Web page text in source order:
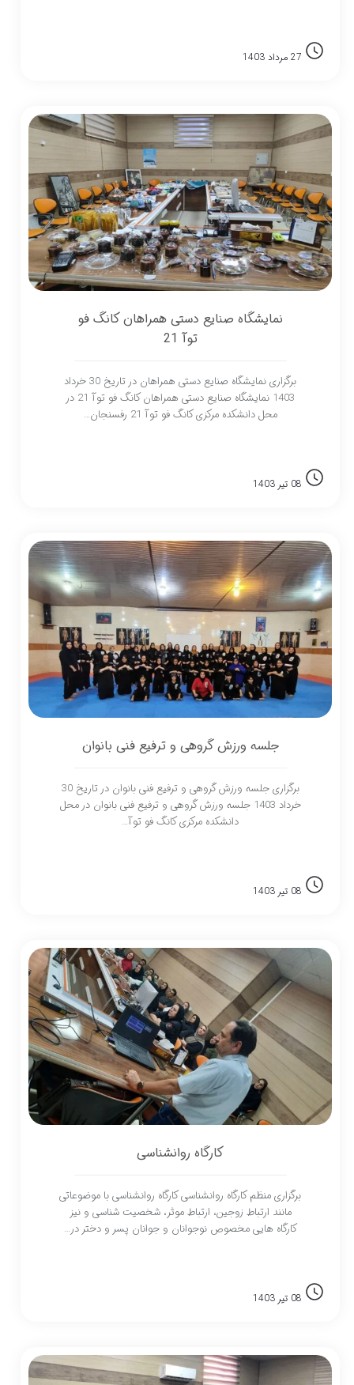
نمایشگاه صنایع دستی همراهان کانگ فو
توآ 21
برگزاری نمایشگاه صنایع دستی همراهان در تاریخ 30 خرداد
1403 نمایشگاه صنایع دستی همراهان کانگ فو توآ 21 در
محل دانشکده مرکزی کانگ فو توآ 21 رفسنجان…
جلسه ورزش گروهی و ترفیع فنی بانوان
برگزاری جلسه ورزش گروهی و ترفیع فنی بانوان در تاریخ 30
خرداد 1403 جلسه ورزش گروهی و ترفیع فنی بانوان در محل
دانشکده مرکزی کانگ فو توآ…
کارگاه روانشناسی
برگزاری منظم کارگاه روانشناسی کارگاه روانشناسی با موضوعاتی
مانند ارتباط زوجین، ارتباط موثر، شخصیت شناسی و نیز
کارگاه هایی مخصوص نوجوانان و جوانان پسر و دختر در…